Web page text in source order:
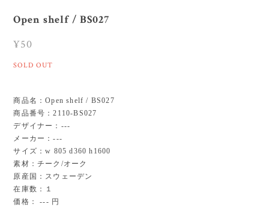
Open shelf / BS027
¥50
SOLD OUT
商品名：Open shelf / BS027
商品番号：2110-BS027
デザイナー：---
メーカー：---
サイズ：w 805 d360 h1600
素材：チーク/オーク
原産国：スウェーデン
在庫数：１
価格： --- 円